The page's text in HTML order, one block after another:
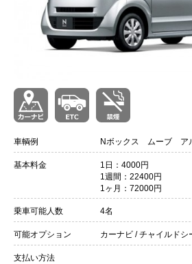
車輌例 Nボックス ムーブ ア
基本料金
1日：4000円
1週間：22400円
1ヶ月：72000円
乗車可能人数 4名
可能オプション カーナビ / チャイルドシ
支払い方法